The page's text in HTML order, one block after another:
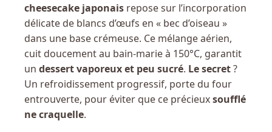
cheesecake japonais repose sur l’incorporation
délicate de blancs d’œufs en « bec d’oiseau »
dans une base crémeuse. Ce mélange aérien,
cuit doucement au bain-marie à 150°C, garantit
un dessert vaporeux et peu sucré. Le secret?
Un refroidissement progressif, porte du four
entrouverte, pour éviter que ce précieuxsoufflé
ne craquelle.